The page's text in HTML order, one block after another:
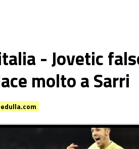
- Jovetic
molto a Sarri